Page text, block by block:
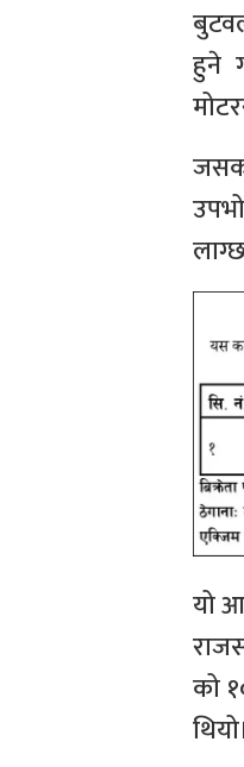
हुने
यो
को